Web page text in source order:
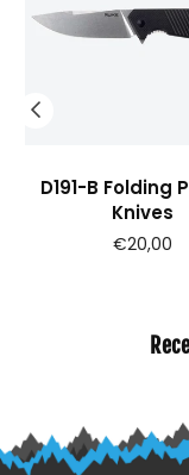
D191-B Folding
Knives
Prijs
€20,00